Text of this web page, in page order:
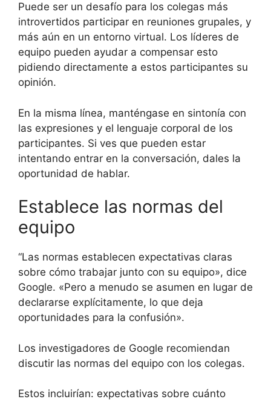
Puede ser un desafío para los colegas más
introvertidos participar en reuniones grupales, y
más aún en un entorno virtual. Los líderes de
equipo pueden ayudar a compensar esto
pidiendo directamente a estos participantes su
opinión.
En la misma línea, manténgase en sintonía con
las expresiones y el lenguaje corporal de los
participantes. Si ves que pueden estar
intentando entrar en la conversación, dales la
oportunidad de hablar.
Establece las normas del
equipo
“Las normas establecen expectativas claras
sobre cómo trabajar junto con su equipo», dice
Google. «Pero a menudo se asumen en lugar de
declararse explícitamente, lo que deja
oportunidades para la confusión».
Los investigadores de Google recomiendan
discutir las normas del equipo con los colegas.
Estos incluirían: expectativas sobre cuánto